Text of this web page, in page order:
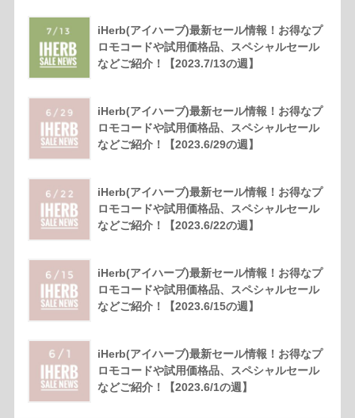
iHerb(アイハーブ)最新セール情報！お得なプ
ロモコードや試用価格品、スペシャルセール
などご紹介！【2023.7/13の週】
iHerb(アイハーブ)最新セール情報！お得なプ
ロモコードや試用価格品、スペシャルセール
などご紹介！【2023.6/29の週】
iHerb(アイハーブ)最新セール情報！お得なプ
ロモコードや試用価格品、スペシャルセール
などご紹介！【2023.6/22の週】
iHerb(アイハーブ)最新セール情報！お得なプ
ロモコードや試用価格品、スペシャルセール
などご紹介！【2023.6/15の週】
iHerb(アイハーブ)最新セール情報！お得なプ
ロモコードや試用価格品、スペシャルセール
などご紹介！【2023.6/1の週】